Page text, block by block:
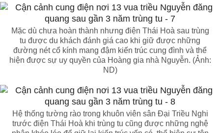
Mặc dù chưa hoàn thành nhưng điện Thái Hoà sau trùng
tu được du khách đánh giá cao khi giữ được những
đường nét cổ kính mang đậm kiến trúc cung đình và thể
hiện được sự uy quyền của Hoàng gia nhà Nguyễn. (Ảnh:
ND)
Hệ thống tường rào trong khuôn viên sân Đại Triều Nghi
trước điện Thái Hoà khi trùng tu cũng được những nghệ